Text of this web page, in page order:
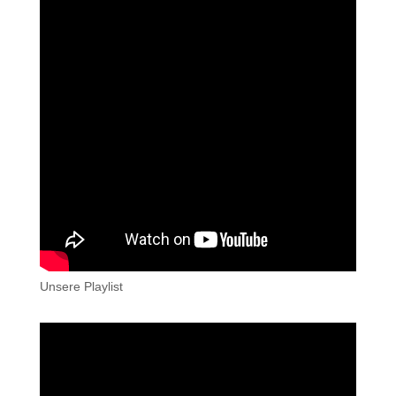
Unsere Playlist